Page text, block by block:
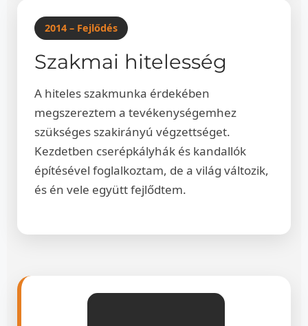
2014 – Fejlődés
Szakmai hitelesség
A hiteles szakmunka érdekében
megszereztem a tevékenységemhez
szükséges szakirányú végzettséget.
Kezdetben cserépkályhák és kandallók
építésével foglalkoztam, de a világ változik,
és én vele együtt fejlődtem.